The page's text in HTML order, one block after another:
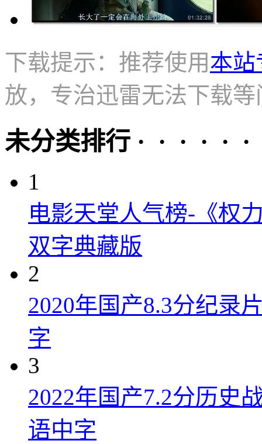
下载提示：推荐使用本站
放，专治迅雷无法下载等
未分类排行 · · · · · ·
1
电影天堂人气榜-《权
双字典藏版
2
2020年国产8.3分纪录
字
3
2022年国产7.2分历史
语中字